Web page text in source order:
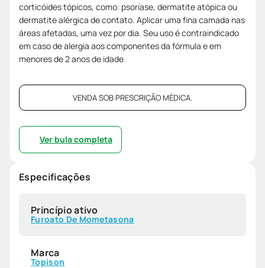
corticóides tópicos, como: psoríase, dermatite atópica ou
dermatite alérgica de contato. Aplicar uma fina camada nas
áreas afetadas, uma vez por dia. Seu uso é contraindicado
em caso de alergia aos componentes da fórmula e em
menores de 2 anos de idade.
VENDA SOB PRESCRIÇÃO MÉDICA.
Ver bula completa
Especificações
Princípio ativo
Furoato De Mometasona
Marca
Topison